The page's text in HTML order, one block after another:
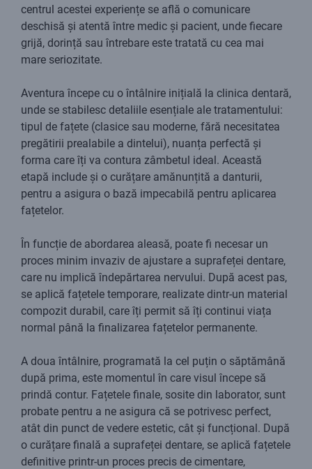
centrul acestei experiențe se află o comunicare
deschisă și atentă între medic și pacient, unde fiecare
grijă, dorință sau întrebare este tratată cu cea mai
mare seriozitate.
Aventura începe cu o întâlnire inițială la clinica dentară,
unde se stabilesc detaliile esențiale ale tratamentului:
tipul de fațete (clasice sau moderne, fără necesitatea
pregătirii prealabile a dintelui), nuanța perfectă și
forma care îți va contura zâmbetul ideal. Această
etapă include și o curățare amănunțită a danturii,
pentru a asigura o bază impecabilă pentru aplicarea
fațetelor.
În funcție de abordarea aleasă, poate fi necesar un
proces minim invaziv de ajustare a suprafeței dentare,
care nu implică îndepărtarea nervului. După acest pas,
se aplică fațetele temporare, realizate dintr-un material
compozit durabil, care îți permit să îți continui viața
normal până la finalizarea fațetelor permanente.
A doua întâlnire, programată la cel puțin o săptămână
după prima, este momentul în care visul începe să
prindă contur. Fațetele finale, sosite din laborator, sunt
probate pentru a ne asigura că se potrivesc perfect,
atât din punct de vedere estetic, cât și funcțional. După
o curățare finală a suprafeței dentare, se aplică fațetele
definitive printr-un proces precis de cimentare,